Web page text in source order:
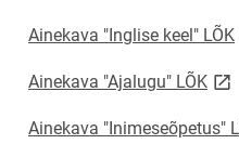
Ainekava "Inglise keel" LÕK
Ainekava "Ajalugu" LÕKlink
Ainekava "Inimeseõpetus"